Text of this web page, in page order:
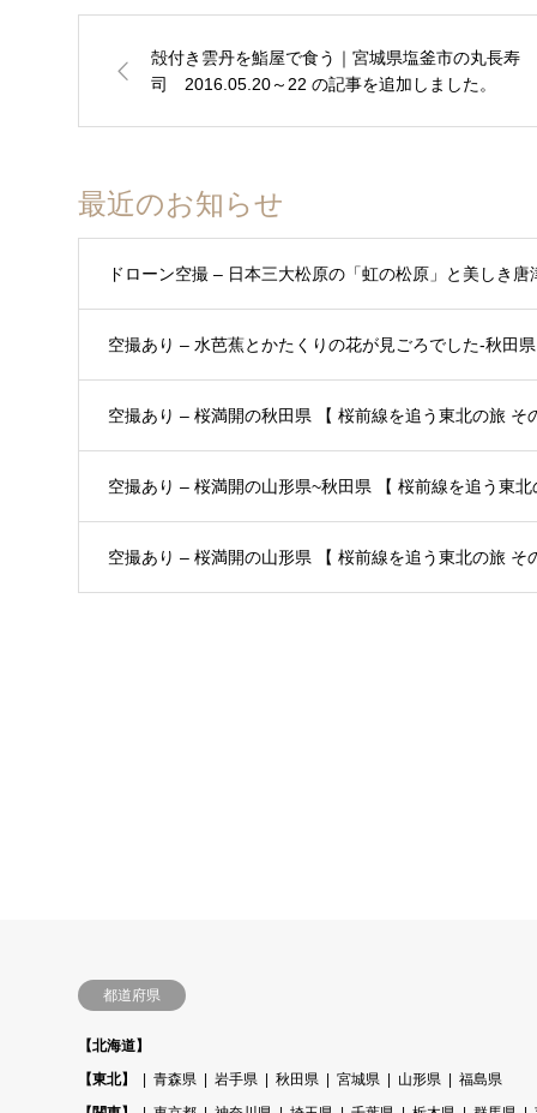
殻付き雲丹を鮨屋で食う｜宮城県塩釜市の丸長寿
司 2016.05.20～22 の記事を追加しました。
最近のお知らせ
ドローン空撮 – 日本三大松原の「虹の松原」と美しき唐
空撮あり – 水芭蕉とかたくりの花が見ごろでした-秋田
空撮あり – 桜満開の秋田県 【 桜前線を追う東北の旅 そ
空撮あり – 桜満開の山形県~秋田県 【 桜前線を追う東
空撮あり – 桜満開の山形県 【 桜前線を追う東北の旅 そ
都道府県
【北海道】
【東北】
青森県 岩手県 秋田県 宮城県 山形県
福島県